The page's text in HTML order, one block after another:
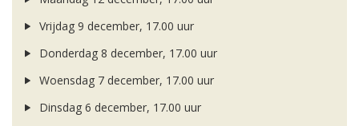
Vrijdag 9 december, 17.00 uur
Donderdag 8 december, 17.00 uur
Woensdag 7 december, 17.00 uur
Dinsdag 6 december, 17.00 uur